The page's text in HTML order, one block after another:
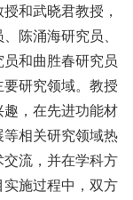
和武晓君教授，
陈涌海研究员、
和曲胜春研究员
研究领域。教授
趣，在先进功能材
相关研究领域热
流，并在学科方
施过程中，双方